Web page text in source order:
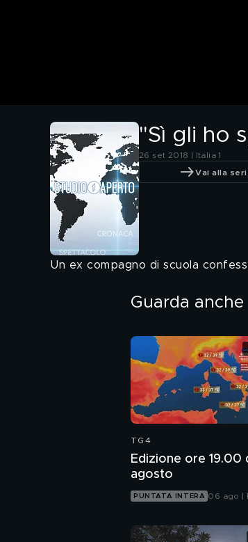
"Sì gli ho
26 set 2018 | Italia 1
Vai alla
Un ex compagno di scuola
Guarda anche
TG4
Edizione ore 19.00
agosto
PUNTATA INTERA 06 ago |